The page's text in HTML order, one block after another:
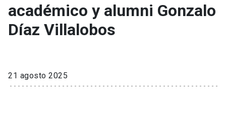
Investigación
académico y alumni Gonzalo
Díaz Villalobos
21 agosto 2025